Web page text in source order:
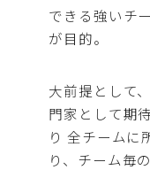
できる強いチ
が目的。
大前提として
門家として期
り 全チームに
り、チーム毎